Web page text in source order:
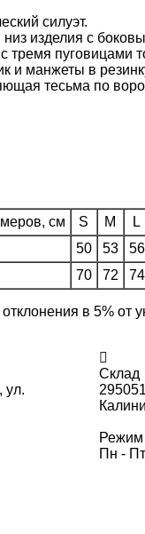
силуэт.
изделия с
тремя пуговицами
и манжеты в
тесьма по
см S M L
50 53 56
70 72 74
в 5% от
ул.
Склад
Режим
Пн -